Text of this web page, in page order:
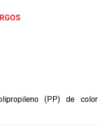
(PP) de color